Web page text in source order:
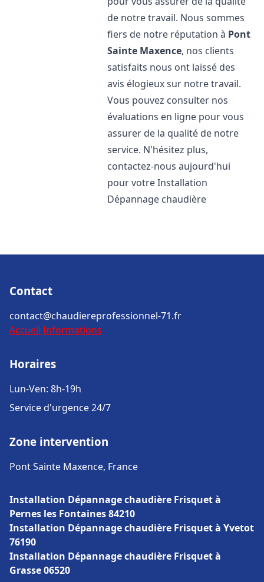
de notre travail. Nous sommes
fiers de notre réputation à Pont
Sainte Maxence, nos clients
satisfaits nous ont laissé des
avis élogieux sur notre travail.
Vous pouvez consulter nos
évaluations en ligne pour vous
assurer de la qualité de notre
service. N'hésitez plus,
contactez-nous aujourd'hui
pour votre Installation
Dépannage chaudière
Contact
contact@chaudiereprofessionnel-71.fr
Accueil Informations
Horaires
Lun-Ven: 8h-19h
Service d'urgence 24/7
Zone intervention
Pont Sainte Maxence, France
Installation Dépannage chaudière Frisquet à
Pernes les Fontaines 84210
Installation Dépannage chaudière Frisquet à Yvetot
76190
Installation Dépannage chaudière Frisquet à
Grasse 06520